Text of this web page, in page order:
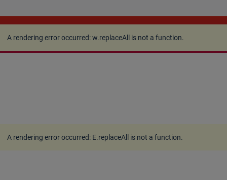
A rendering error occurred:w.replaceAll is not a
function.
A rendering error occurred:w.replaceAll is not a function.
A rendering error occurred: E.replaceAll is not a function.